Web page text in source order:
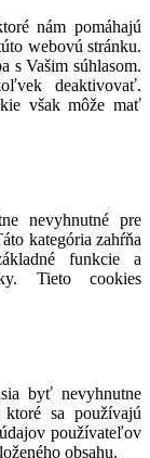
nám pomáhajú
webovú stránku.
s Vašim súhlasom.
deaktivovať.
však môže mať
nevyhnutné pre
kategória zahŕňa
funkcie a
Tieto cookies
byť nevyhnutne
sa používajú
používateľov
obsahu.